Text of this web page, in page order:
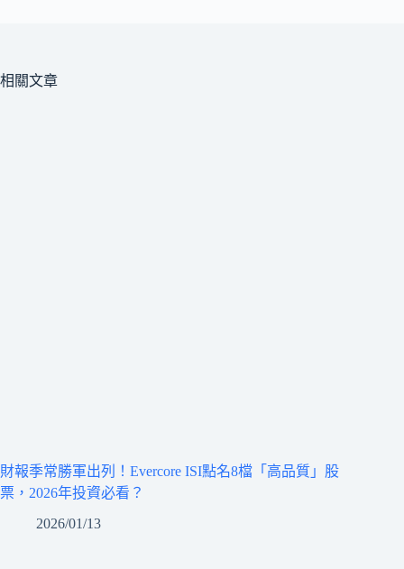
相關文章
財報季常勝軍出列！Evercore ISI點名8檔「高品質」股
票，2026年投資必看？
2026/01/13